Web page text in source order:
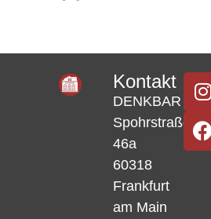
Kontakt
DENKBAR
Spohrstraße
46a
60318
Frankfurt
am Main